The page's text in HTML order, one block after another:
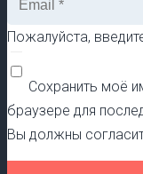
Пожалуйста,
Сохранить моё
браузере для
Вы должны